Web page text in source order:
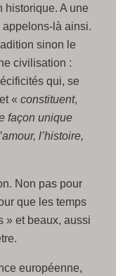
historique. A une
là ainsi.
sinon le
civilisation :
qui, se
« constituent,
façon unique
l’histoire,
Non pas pour
que les temps
» et beaux, aussi
européenne,